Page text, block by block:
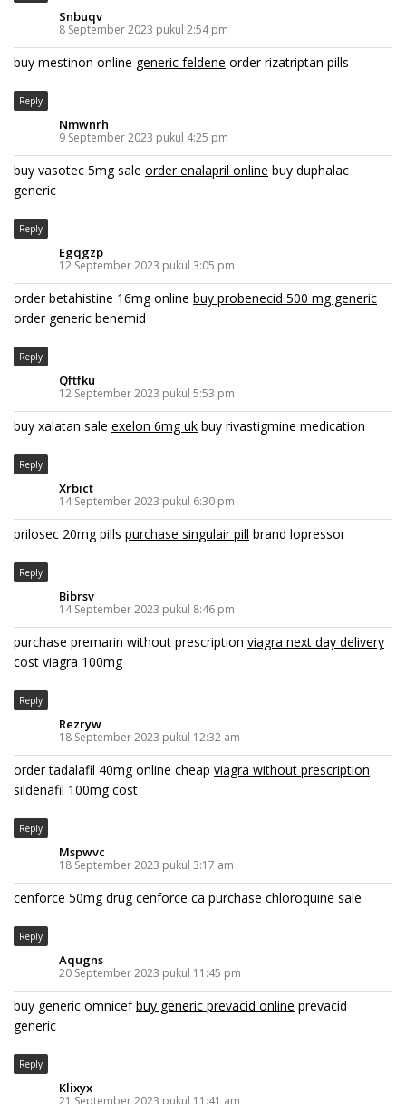
Snbuqv
8 September 2023 pukul 2:54 pm
buy mestinon online generic feldene order rizatriptan pills
Reply
Nmwnrh
9 September 2023 pukul 4:25 pm
buy vasotec 5mg sale order enalapril online buy duphalac
generic
Reply
Egqgzp
12 September 2023 pukul 3:05 pm
order betahistine 16mg online buy probenecid 500 mg generic
order generic benemid
Reply
Qftfku
12 September 2023 pukul 5:53 pm
buy xalatan sale exelon 6mg uk buy rivastigmine medication
Reply
Xrbict
14 September 2023 pukul 6:30 pm
prilosec 20mg pills purchase singulair pill brand lopressor
Reply
Bibrsv
14 September 2023 pukul 8:46 pm
purchase premarin without prescription viagra next day delivery
cost viagra 100mg
Reply
Rezryw
18 September 2023 pukul 12:32 am
order tadalafil 40mg online cheap viagra without prescription
sildenafil 100mg cost
Reply
Mspwvc
18 September 2023 pukul 3:17 am
cenforce 50mg drugcenforce ca purchase chloroquine sale
Reply
Aqugns
20 September 2023 pukul 11:45 pm
buy generic omnicefbuy generic prevacid online prevacid
generic
Reply
Klixyx
21 September 2023 pukul 11:41 am